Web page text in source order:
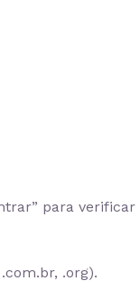
para verificar
.org).